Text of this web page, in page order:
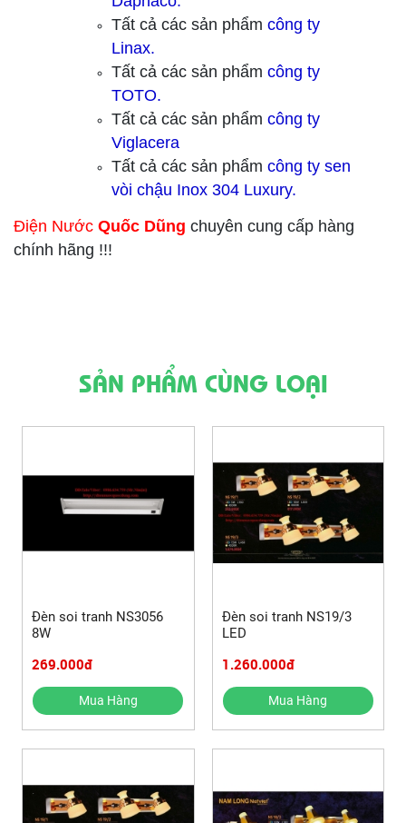
Tất cả các sản phẩm công ty
Linax.
Tất cả các sản phẩm công ty
TOTO.
Tất cả các sản phẩm công ty
Viglacera
Tất cả các sản phẩm công ty sen
vòi chậu Inox 304 Luxury.
Điện Nước Quốc Dũng chuyên cung cấp hàng
chính hãng !!!
SẢN PHẨM CÙNG LOẠI
Đèn soi tranh NS3056
8W
269.000đ
Mua Hàng
Đèn soi tranh NS19/3
LED
1.260.000đ
Mua Hàng